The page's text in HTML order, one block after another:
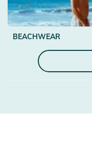
BEACHWEAR